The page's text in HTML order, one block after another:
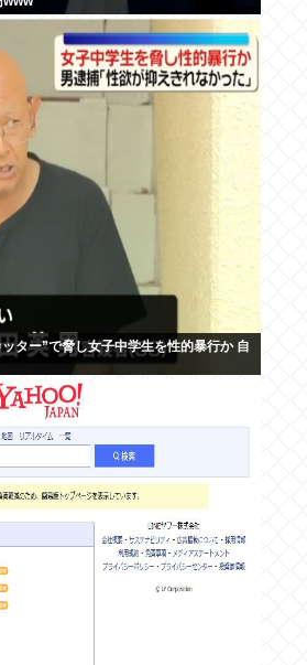
ター”で脅し女子中学生を性的暴行か 自